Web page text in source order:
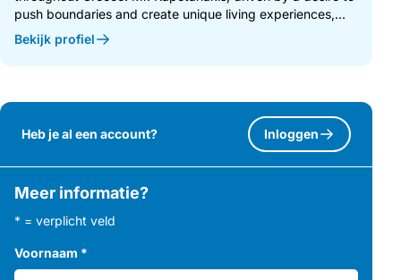
push boundaries and create unique living experiences,...
Bekijk profiel
Heb je al een account? Inloggen
Meer informatie?
* = verplicht veld
Voornaam *